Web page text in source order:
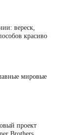
вереск,
красиво
мировые
проект